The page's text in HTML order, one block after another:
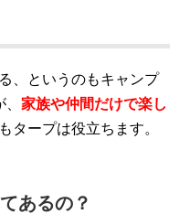
、というのもキャンプ
家族や仲間だけで楽し
タープは役立ちます。
あるの？